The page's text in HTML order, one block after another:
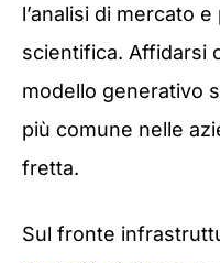
l’analisi di mercato
scientifica. Affidarsi
modello generativo
più comune nelle
fretta.
Sul fronte